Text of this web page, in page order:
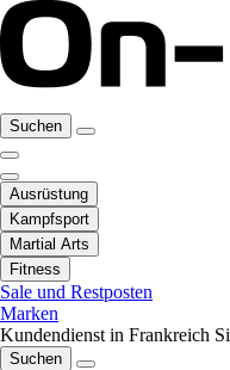
Suchen
Ausrüstung
Kampfsport
Martial Arts
Fitness
Sale und Restposten
Marken
Kundendienst in Frankreich
Suchen